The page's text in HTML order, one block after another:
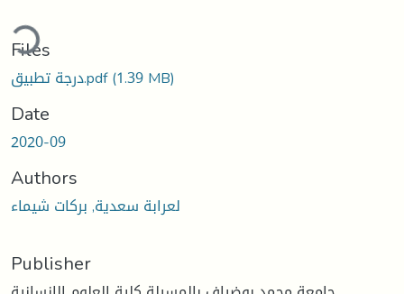
Files
درجة تطبيق.pdf(1.39 MB)
Date
2020-09
Authors
لعرابة سعدية, بركات شيماء
Publisher